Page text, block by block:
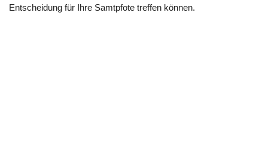
Entscheidung für Ihre Samtpfote treffen können.